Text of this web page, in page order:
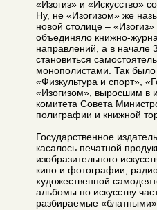
«Изогиз» и «Искусство»
Ну, не «Изогизом» же
новой столице –
объединяло книжно-
направлений, а в начале
становиться
монополистами. Так было
«Физкультура и спорт»,
«Изогизом», выросшим в
комитета Совета
полиграфии и книжной
Государственное
касалось печатной
изобразительного
кино и фотографии,
художественной
альбомы по искусству
разбираемые